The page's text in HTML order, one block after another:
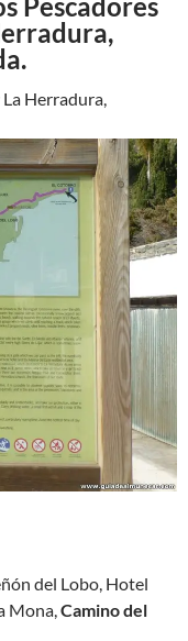
Herradura,
del Lobo, Hotel
Mona,Camino del